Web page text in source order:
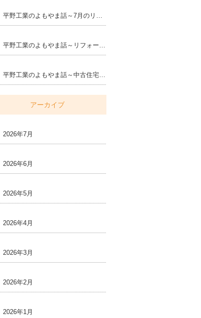
平野工業のよもやま話～7月のリフォームで気をつけたい住まいのポイント
平野工業のよもやま話～リフォームで大切にしたい住まいの安全対策
平野工業のよもやま話～中古住宅・空き家・資産価値～
アーカイブ
2026年7月
2026年6月
2026年5月
2026年4月
2026年3月
2026年2月
2026年1月